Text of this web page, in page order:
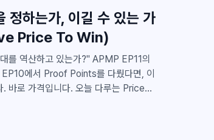
니다. 여러 회사와 미팅을 해보면 기술
많았고, 이유는 거의 똑같았습니다.
도 제안서를 써본 사람이 없
정하는가, 이길 수 있는 가
Price To Win)
고 있는가?" APMP EP11의
다. 오늘 다루는 Price
안서를 쓰고도 가격에서 이미 지고